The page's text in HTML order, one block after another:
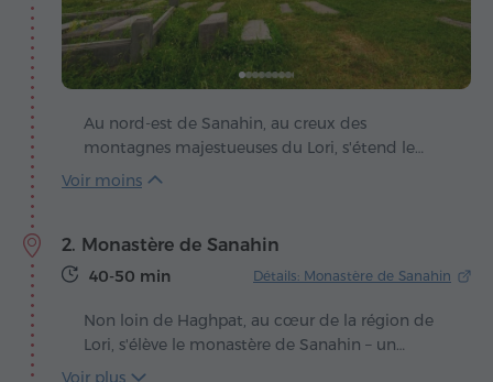
Au nord-est de Sanahin, au creux des
montagnes majestueuses du Lori, s'étend le
monastère de Haghpat – une création où la
Bagratuni, il naquit au cœur d'une époque où
l'Arménie vivait un éclat culturel et spirituel
de lumière, demeurent aujourd'hui les gardiens
silencieux de cette grandeur révolue.
2. Monastère de Sanahin
40-50 min Détails: Monastère de Sanahin
Non loin de Haghpat, au cœur de la région de
Lori, s'élève le monastère de Sanahin – un
véritable joyau de l'architecture médiévale
Voir plus